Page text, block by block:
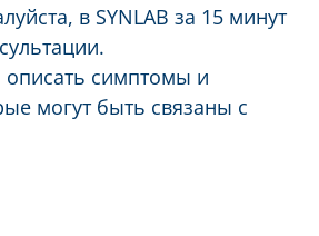
в SYNLAB за 15 минут
описать симптомы и
могут быть связаны с